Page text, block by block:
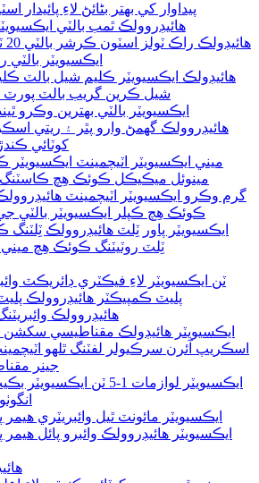
پيداوار کي بهتر بڻائڻ لاءِ پائيدار
هائيڊروولڪ ٿمب بالٽي
ايڪسيويٽر
شيل ڪرين گريب بالٽ پورٽ
هائيڊروولڪ گھمڻ وارو پٿر ۽ ريتي
کوٽائي
ميني ايڪسيويٽر اٽيچمينٽ ايڪسيويٽر
مينوئل ميڪيڪل ڪوئڪ هِچ
گرم وڪرو ايڪسيويٽر اٽيچمينٽ
ڪوئڪ هِچ ڪپلر ايڪسيويٽر بالٽي جي
ايڪسيويٽر پاور ٽِلٽ هائيڊروولڪ
ٽِلٽ روٽيٽنگ ڪوئڪ هِچ ميني
پليٽ ڪمپيڪٽر هائيڊروولڪ
هائيڊروولڪ
اسڪريپ آئرن سرڪيولر لفٽنگ ٿلهو
جينر
ايڪسيويٽر لوازمات 1-5 ٽن
ايڪسيويٽر مائونٽ ٿيل وائبريٽري هيمر
ايڪسيويٽر هائيڊروولڪ وائبرو پائل هيمر